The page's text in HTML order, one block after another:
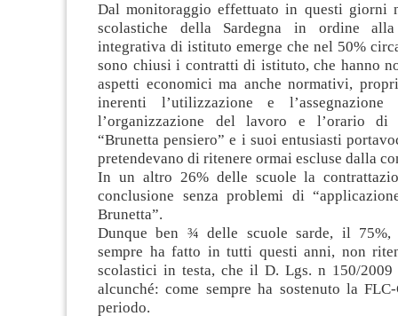
Dal monitoraggio effettuato in questi giorni
scolastiche della Sardegna in ordine alla
integrativa di istituto emerge che nel 50%
sono chiusi i contratti di istituto,che hanno
aspetti economici ma anche normativi,
inerenti l’utilizzazione e l’assegnazione
l’organizzazione del lavoro e l’orario
“Brunetta pensiero” e i suoi entusiasti
pretendevano di ritenere ormai escluse dalla
In un altro 26% delle scuole la
conclusione senza problemi di
Brunetta”.
Dunque ben ¾ delle scuole sarde, il 75%,
sempre ha fatto in tutti questi anni, non
scolastici in testa, che il D. Lgs. n 150/2009
alcunché: come sempre ha sostenuto la
periodo.